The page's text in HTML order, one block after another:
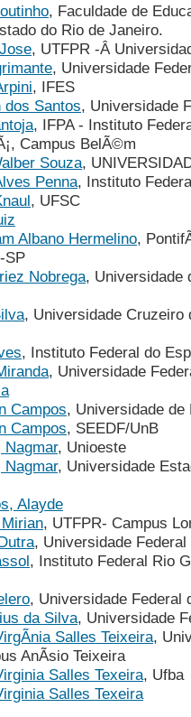
, Faculdade de
do Rio de Janeiro.
, UTFPR -Â
, Universidade
, IFES
Santos, Universidade
, IFPA - Instituto
Campus BelÃ©m
Souza,
Penna, Instituto
, UFSC
Albano Hermelino,
SP
Nobrega, Universidade
, Universidade Cruzeiro
, Instituto Federal do
, Universidade
Campos, Universidade de
Campos, SEEDF/UnB
Nagmar, Unioeste
Nagmar, Universidade
Alayde
, UTFPR- Campus
, Universidade
, Instituto Federal Rio
, Universidade Federal
da Silva, Universidade
Salles Teixeira,
AnÃ­sio Teixeira
Salles Texeira, Ufba
Salles Texeira